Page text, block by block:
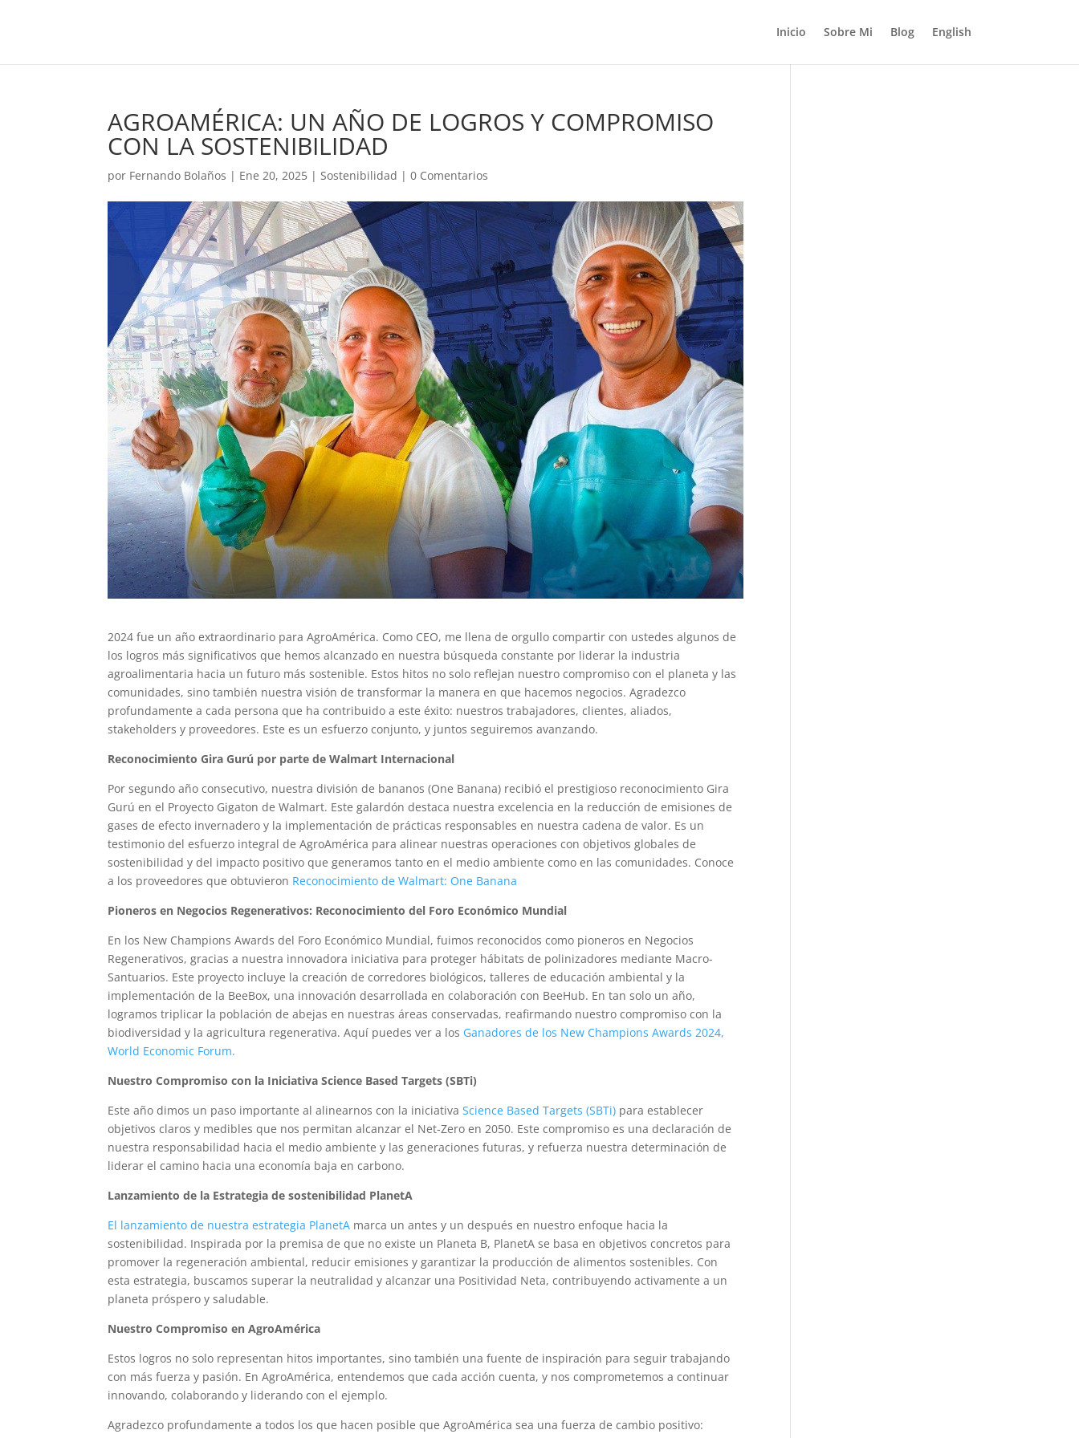
Inicio Sobre Mi Blog English
AGROAMÉRICA: UN AÑO DE LOGROS Y COMPROMISO
CON LA SOSTENIBILIDAD
por Fernando Bolaños | Ene 20, 2025 |Sostenibilidad |0 Comentarios
2024 fue un año extraordinario para AgroAmérica. Como CEO, me llena de orgullo compartir con ustedes algunos de
los logros más significativos que hemos alcanzado en nuestra búsqueda constante por liderar la industria
agroalimentaria hacia un futuro más sostenible. Estos hitos no solo reflejan nuestro compromiso con el planeta y las
comunidades, sino también nuestra visión de transformar la manera en que hacemos negocios. Agradezco
profundamente a cada persona que ha contribuido a este éxito: nuestros trabajadores, clientes, aliados,
stakeholders y proveedores. Este es un esfuerzo conjunto, y juntos seguiremos avanzando.
Reconocimiento Gira Gurú por parte de Walmart Internacional
Por segundo año consecutivo, nuestra división de bananos (One Banana) recibió el prestigioso reconocimiento Gira
Gurú en el Proyecto Gigaton de Walmart. Este galardón destaca nuestra excelencia en la reducción de emisiones de
gases de efecto invernadero y la implementación de prácticas responsables en nuestra cadena de valor. Es un
testimonio del esfuerzo integral de AgroAmérica para alinear nuestras operaciones con objetivos globales de
sostenibilidad y del impacto positivo que generamos tanto en el medio ambiente como en las comunidades. Conoce
a los proveedores que obtuvieron Reconocimiento de Walmart: One Banana
Pioneros en Negocios Regenerativos: Reconocimiento del Foro Económico Mundial
En los New Champions Awards del Foro Económico Mundial, fuimos reconocidos como pioneros en Negocios
Regenerativos, gracias a nuestra innovadora iniciativa para proteger hábitats de polinizadores mediante Macro-
Santuarios. Este proyecto incluye la creación de corredores biológicos, talleres de educación ambiental y la
implementación de la BeeBox, una innovación desarrollada en colaboración con BeeHub. En tan solo un año,
logramos triplicar la población de abejas en nuestras áreas conservadas, reafirmando nuestro compromiso con la
biodiversidad y la agricultura regenerativa. Aquí puedes ver a los Ganadores de los New Champions Awards 2024,
World Economic Forum.
Nuestro Compromiso con la Iniciativa Science Based Targets (SBTi)
Este año dimos un paso importante al alinearnos con la iniciativaScience Based Targets (SBTi) para establecer
objetivos claros y medibles que nos permitan alcanzar el Net-Zero en 2050. Este compromiso es una declaración de
nuestra responsabilidad hacia el medio ambiente y las generaciones futuras, y refuerza nuestra determinación de
liderar el camino hacia una economía baja en carbono.
Lanzamiento de la Estrategia de sostenibilidad PlanetA
El lanzamiento de nuestra estrategia PlanetA marca un antes y un después en nuestro enfoque hacia la
sostenibilidad. Inspirada por la premisa de que no existe un Planeta B, PlanetA se basa en objetivos concretos para
promover la regeneración ambiental, reducir emisiones y garantizar la producción de alimentos sostenibles. Con
esta estrategia, buscamos superar la neutralidad y alcanzar una Positividad Neta, contribuyendo activamente a un
planeta próspero y saludable.
Nuestro Compromiso en AgroAmérica
Estos logros no solo representan hitos importantes, sino también una fuente de inspiración para seguir trabajando
con más fuerza y pasión. En AgroAmérica, entendemos que cada acción cuenta, y nos comprometemos a continuar
innovando, colaborando y liderando con el ejemplo.
Agradezco profundamente a todos los que hacen posible que AgroAmérica sea una fuerza de cambio positivo: